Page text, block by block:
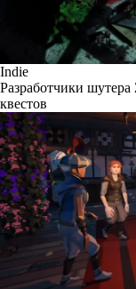
Indie
Разработчики шутера
квестов